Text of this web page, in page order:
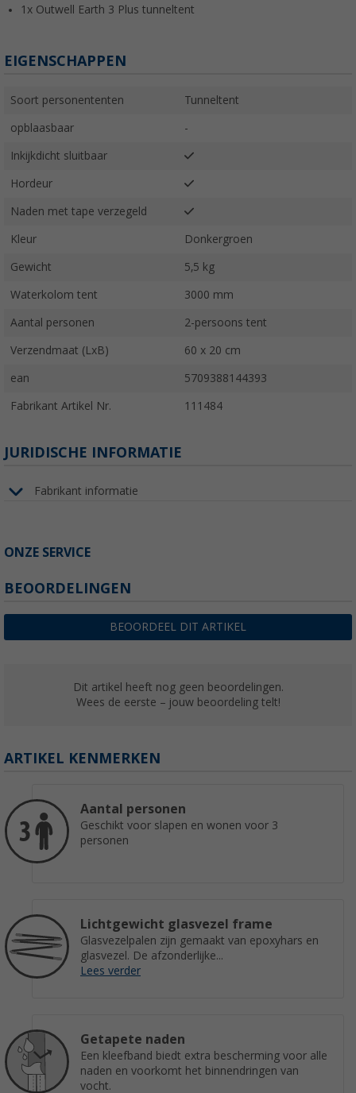
1x Outwell Earth 3 Plus tunneltent
EIGENSCHAPPEN
Soort personententen Tunneltent
opblaasbaar -
Inkijkdicht sluitbaar
Hordeur
Naden met tape verzegeld
Kleur Donkergroen
Gewicht 5,5 kg
Waterkolom tent 3000 mm
Aantal personen 2-persoons tent
Verzendmaat (LxB) 60 x 20 cm
ean 5709388144393
Fabrikant Artikel Nr. 111484
JURIDISCHE INFORMATIE
Fabrikant informatie
ONZE SERVICE
BEOORDELINGEN
BEOORDEEL DIT ARTIKEL
Dit artikel heeft nog geen beoordelingen.
Wees de eerste – jouw beoordeling telt!
ARTIKEL KENMERKEN
Aantal personen
Geschikt voor slapen en wonen voor 3
personen
Lichtgewicht glasvezel frame
Glasvezelpalen zijn gemaakt van epoxyhars en
glasvezel. De afzonderlijke...
Lees verder
Getapete naden
Een kleefband biedt extra bescherming voor alle
naden en voorkomt het binnendringen van
vocht.